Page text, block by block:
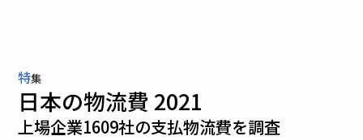
特集
日本の物流費 2021
上場企業1609社の支払物流費を調査